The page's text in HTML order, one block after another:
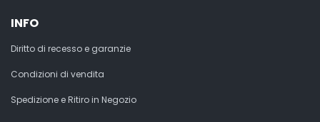
INFO
Diritto di recesso e garanzie
Condizioni di vendita
Spedizione e Ritiro in Negozio